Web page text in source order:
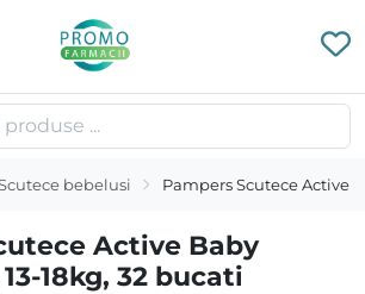
bebelusi Pampers Scutece Active
Active Baby
18kg, 32 bucati